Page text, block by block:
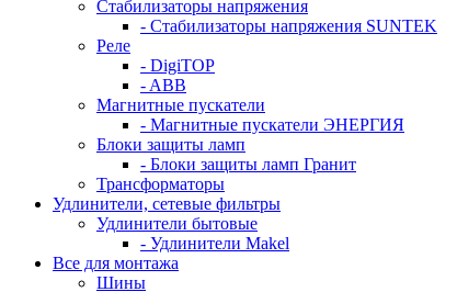
Стабилизаторы напряжения
- Стабилизаторы напряжения SUNTEK
Реле
- DigiTOP
- ABB
Магнитные пускатели
- Магнитные пускатели ЭНЕРГИЯ
Блоки защиты ламп
- Блоки защиты ламп Гранит
Трансформаторы
Удлинители, сетевые фильтры
Удлинители бытовые
- Удлинители Makel
Все для монтажа
Шины